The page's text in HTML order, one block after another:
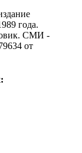
года.
CМИ -
от